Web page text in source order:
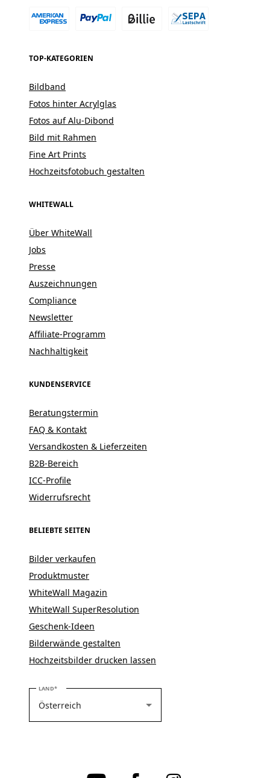
TOP-KATEGORIEN
Bildband
Fotos hinter Acrylglas
Fotos auf Alu-Dibond
Bild mit Rahmen
Fine Art Prints
Hochzeitsfotobuch gestalten
WHITEWALL
Über WhiteWall
Jobs
Presse
Auszeichnungen
Compliance
Newsletter
Affiliate-Programm
Nachhaltigkeit
KUNDENSERVICE
Beratungstermin
FAQ & Kontakt
Versandkosten & Lieferzeiten
B2B-Bereich
ICC-Profile
Widerrufsrecht
BELIEBTE SEITEN
Bilder verkaufen
Produktmuster
WhiteWall Magazin
WhiteWall SuperResolution
Geschenk-Ideen
Bilderwände gestalten
Hochzeitsbilder drucken lassen
LANDBITTE WÄHLEN SIE IHR LAND